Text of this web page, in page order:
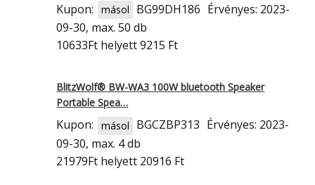
Kupon: másol BG99DH186 Érvényes: 2023-
09-30, max. 50 db
10633Ft helyett 9215 Ft
BlitzWolf® BW-WA3 100W bluetooth Speaker
Portable Spea…
Kupon: másol BGCZBP313 Érvényes: 2023-
09-30, max. 4 db
21979Ft helyett 20916 Ft